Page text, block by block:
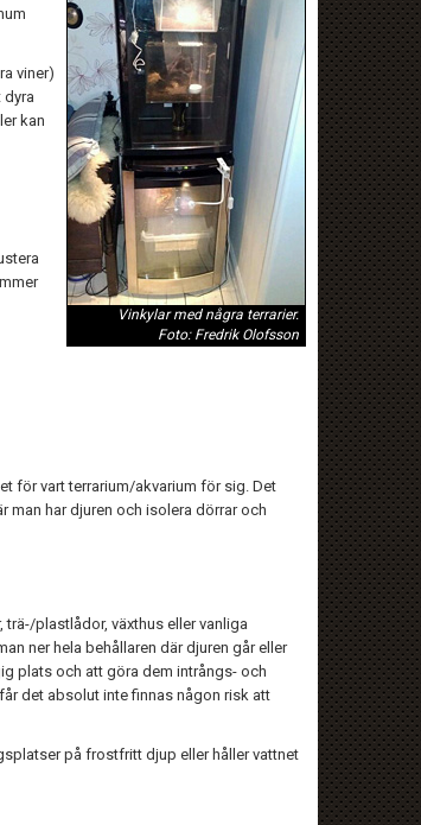
Vinkylar med några terrarier.
Foto: Fredrik Olofsson
viner)
dyra
kan
för vart terrarium/akvarium för sig. Det
man har djuren och isolera dörrar och
plastlådor, växthus eller vanliga
ner hela behållaren där djuren går eller
plats och att göra dem intrångs- och
det absolut inte finnas någon risk att
på frostfritt djup eller håller vattnet